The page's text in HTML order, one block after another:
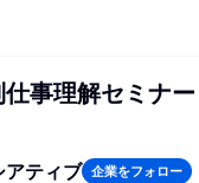
仕事理解セミナー
アティブ 企業をフォロー